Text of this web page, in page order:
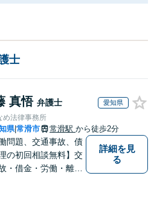
士
真悟 弁護士 愛知県
め法律事務所
県|常滑市 常滑駅 から徒歩2分
働問題、交通事故、債
の初回相談無料】交
・借金・労働・離
詳細を見
る